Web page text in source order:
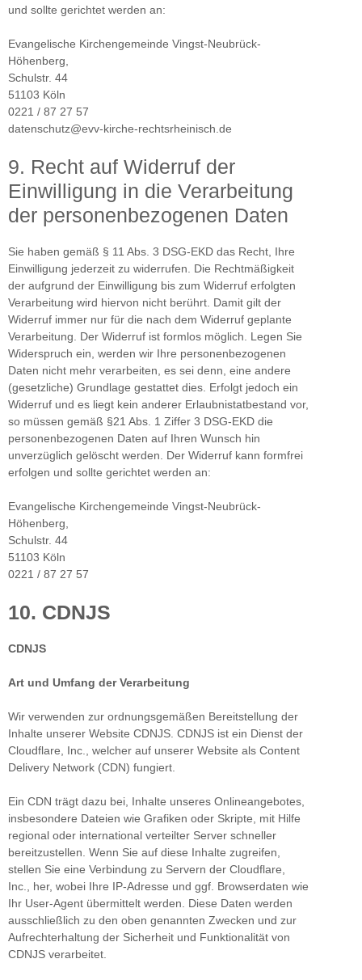
und sollte gerichtet werden an:
Evangelische Kirchengemeinde Vingst-Neubrück-
Höhenberg,
Schulstr. 44
51103 Köln
0221 / 87 27 57
datenschutz@evv-kirche-rechtsrheinisch.de
9. Recht auf Widerruf der
Einwilligung in die Verarbeitung
der personenbezogenen Daten
Sie haben gemäß § 11 Abs. 3 DSG-EKD das Recht, Ihre
Einwilligung jederzeit zu widerrufen. Die Rechtmäßigkeit
der aufgrund der Einwilligung bis zum Widerruf erfolgten
Verarbeitung wird hiervon nicht berührt. Damit gilt der
Widerruf immer nur für die nach dem Widerruf geplante
Verarbeitung. Der Widerruf ist formlos möglich. Legen Sie
Widerspruch ein, werden wir Ihre personenbezogenen
Daten nicht mehr verarbeiten, es sei denn, eine andere
(gesetzliche) Grundlage gestattet dies. Erfolgt jedoch ein
Widerruf und es liegt kein anderer Erlaubnistatbestand vor,
so müssen gemäß §21 Abs. 1 Ziffer 3 DSG-EKD die
personenbezogenen Daten auf Ihren Wunsch hin
unverzüglich gelöscht werden. Der Widerruf kann formfrei
erfolgen und sollte gerichtet werden an:
Evangelische Kirchengemeinde Vingst-Neubrück-
Höhenberg,
Schulstr. 44
51103 Köln
0221 / 87 27 57
10. CDNJS
CDNJS
Art und Umfang der Verarbeitung
Wir verwenden zur ordnungsgemäßen Bereitstellung der
Inhalte unserer Website CDNJS. CDNJS ist ein Dienst der
Cloudflare, Inc., welcher auf unserer Website als Content
Delivery Network (CDN) fungiert.
Ein CDN trägt dazu bei, Inhalte unseres Onlineangebotes,
insbesondere Dateien wie Grafiken oder Skripte, mit Hilfe
regional oder international verteilter Server schneller
bereitzustellen. Wenn Sie auf diese Inhalte zugreifen,
stellen Sie eine Verbindung zu Servern der Cloudflare,
Inc., her, wobei Ihre IP-Adresse und ggf. Browserdaten wie
Ihr User-Agent übermittelt werden. Diese Daten werden
ausschließlich zu den oben genannten Zwecken und zur
Aufrechterhaltung der Sicherheit und Funktionalität von
CDNJS verarbeitet.